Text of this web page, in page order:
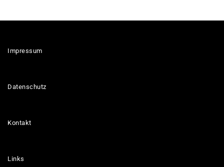
Impressum
Datenschutz
Kontakt
Links